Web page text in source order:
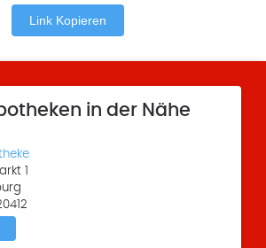
Link Kopieren
in der Nähe
1